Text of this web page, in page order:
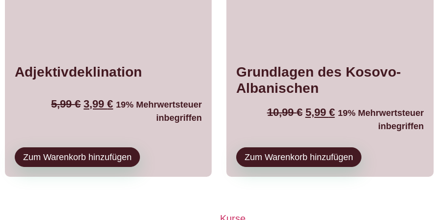
Adjektivdeklination
5,99€ 3,99€ 19% Mehrwertsteuer
inbegriffen
Zum Warenkorb hinzufügen
Grundlagen des Kosovo-
Albanischen
10,99€ 5,99 € 19% Mehrwertsteuer
inbegriffen
Zum Warenkorb hinzufügen